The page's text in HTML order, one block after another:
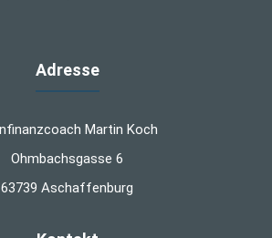
Adresse
Martin Koch
Ohmbachsgasse 6
63739 Aschaffenburg